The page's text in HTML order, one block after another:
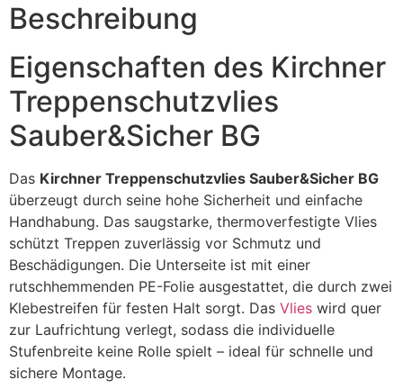
Beschreibung
Eigenschaften des Kirchner
Treppenschutzvlies
Sauber&Sicher BG
Das Kirchner Treppenschutzvlies Sauber&Sicher BG
überzeugt durch seine hohe Sicherheit und einfache
Handhabung. Das saugstarke, thermoverfestigte Vlies
schützt Treppen zuverlässig vor Schmutz und
Beschädigungen. Die Unterseite ist mit einer
rutschhemmenden PE-Folie ausgestattet, die durch zwei
Klebestreifen für festen Halt sorgt. Das Vlies wird quer
zur Laufrichtung verlegt, sodass die individuelle
Stufenbreite keine Rolle spielt – ideal für schnelle und
sichere Montage.